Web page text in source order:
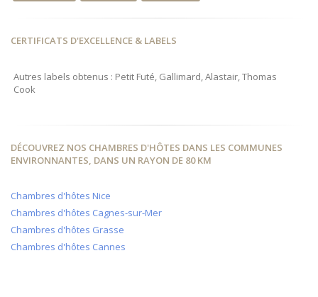
CERTIFICATS D'EXCELLENCE & LABELS
Autres labels obtenus : Petit Futé, Gallimard, Alastair, Thomas
Cook
DÉCOUVREZ NOS CHAMBRES D'HÔTES DANS LES COMMUNES
ENVIRONNANTES, DANS UN RAYON DE 80 KM
Chambres d'hôtes Nice
Chambres d'hôtes Cagnes-sur-Mer
Chambres d'hôtes Grasse
Chambres d'hôtes Cannes